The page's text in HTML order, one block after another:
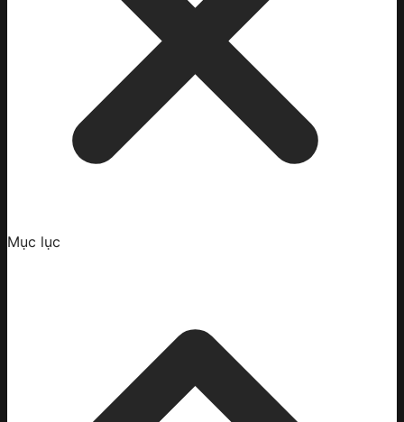
Mục lục